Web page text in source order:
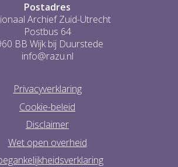
Postadres
Archief Zuid-Utrecht
Postbus 64
BB Wijk bij Duurstede
info@razu.nl
Privacyverklaring
Cookie-beleid
Disclaimer
Wet open overheid